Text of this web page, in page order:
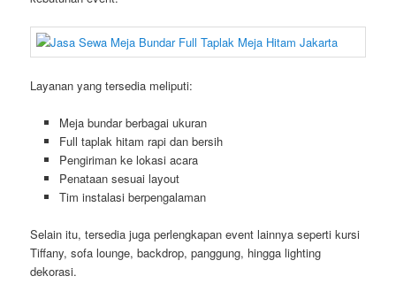
Layanan yang tersedia meliputi:
Meja bundar berbagai ukuran
Full taplak hitam rapi dan bersih
Pengiriman ke lokasi acara
Penataan sesuai layout
Tim instalasi berpengalaman
Selain itu, tersedia juga perlengkapan event lainnya seperti kursi
Tiffany, sofa lounge, backdrop, panggung, hingga lighting
dekorasi.